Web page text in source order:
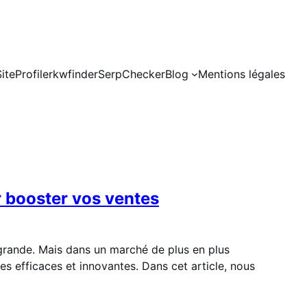
kwfinderSerpCheckerBlog Mentions légales
booster vos ventes
Mais dans un marché de plus en plus
efficaces et innovantes. Dans cet article, nous